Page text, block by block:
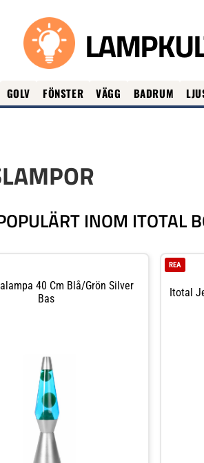
GOLV FÖNSTER VÄGG BADRUM
INOM ITOTAL
40 Cm Blå/grön Silver
Bas
Itotal
REA